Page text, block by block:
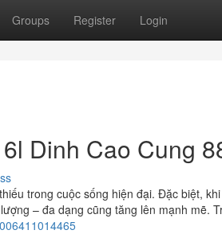
Groups Register Login
Dinh Cao Cung
trong cuộc sống hiện đại. Đặc biệt,
– đa dạng cũng tăng lên mạnh mẽ.